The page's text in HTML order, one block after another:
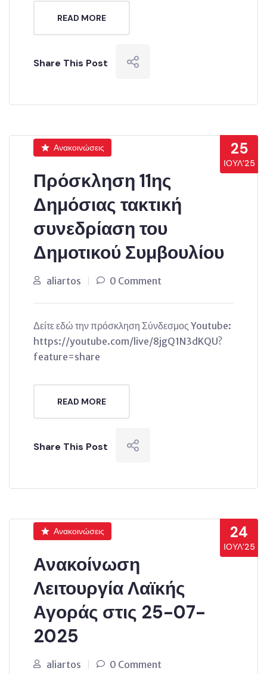
READ MORE
Share This Post
25
ΙΟΎΛ’25
Ανακοινώσεις
Πρόσκληση 11ης
Δημόσιας τακτική
συνεδρίαση του
Δημοτικού Συμβουλίου
aliartos 0 Comment
Δείτε εδώ την πρόσκληση Σύνδεσμος Youtube:
https://youtube.com/live/8jgQ1N3dKQU?
feature=share
READ MORE
Share This Post
24
ΙΟΎΛ’25
Ανακοινώσεις
Ανακοίνωση
Λειτουργία Λαϊκής
Αγοράς στις 25-07-
2025
aliartos 0 Comment